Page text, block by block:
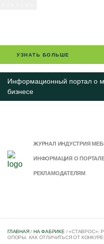
УЗНАТЬ БОЛЬШЕ
Информационный портал о
бизнесе
ЖУРНАЛ ИНДУСТРИЯ
ИНФОРМАЦИЯ О
РЕКЛАМОДАТЕЛЯМ
ГЛАВНАЯ/ НА ФАБРИКЕ /«СТАВРОС»:
ОПОРЫ. КАК ОТЛИЧИТЬСЯ ОТ